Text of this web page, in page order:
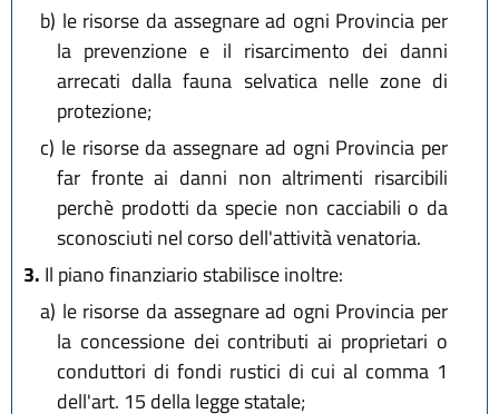
b) le risorse da assegnare ad ogni Provincia per
la prevenzione e il risarcimento dei danni
arrecati dalla fauna selvatica nelle zone di
protezione;
c) le risorse da assegnare ad ogni Provincia per
far fronte ai danni non altrimenti risarcibili
perchè prodotti da specie non cacciabili o da
sconosciuti nel corso dell'attività venatoria.
3. Il piano finanziario stabilisce inoltre:
a) le risorse da assegnare ad ogni Provincia per
la concessione dei contributi ai proprietari o
conduttori di fondi rustici di cui al comma 1
dell'art. 15 della legge statale;